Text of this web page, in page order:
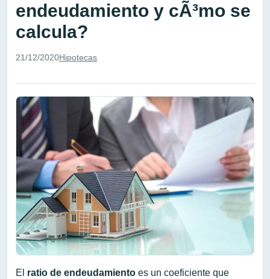
endeudamiento y cÃ³mo se
calcula?
21/12/2020Hipotecas
El ratio de endeudamiento es un coeficiente que